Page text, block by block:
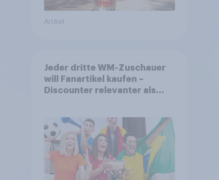
Artikel
Jeder dritte WM-Zuschauer
will Fanartikel kaufen –
Discounter relevanter als